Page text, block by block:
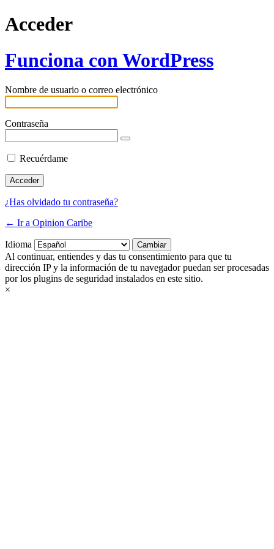
Acceder
Funciona con WordPress
Nombre de usuario o correo electrónico
Contraseña
Recuérdame
¿Has olvidado tu contraseña?
← Ir a Opinion Caribe
Idioma
Al continuar, entiendes y das tu consentimiento para que tu
dirección IP y la información de tu navegador puedan ser procesadas
por los plugins de seguridad instalados en este sitio.
×